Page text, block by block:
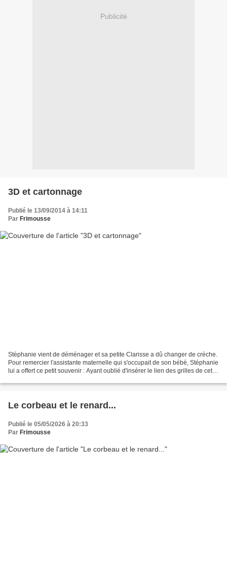
Publicité
3D et cartonnage
Publié le 13/09/2014 à 14:11
Par Frimousse
Stéphanie vient de déménager et sa petite Clarisse a dû changer de crèche.
Pour remercier l'assistante maternelle qui s'occupait de son bébé, Stéphanie
lui a offert ce petit souvenir : Ayant oublié d'insérer le lien des grilles de cette
Le corbeau et le renard...
Publié le 05/05/2026 à 20:33
Par Frimousse